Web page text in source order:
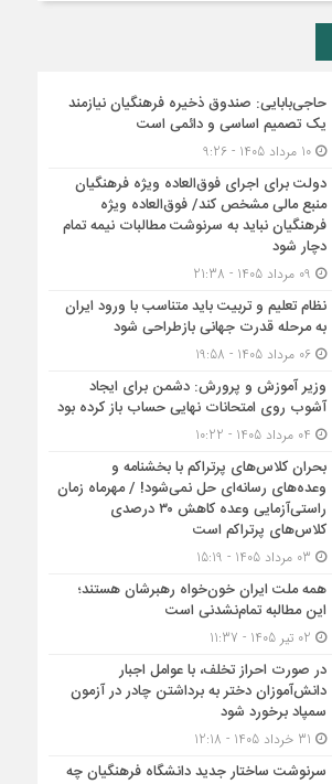
حاجی‌بابایی: صندوق ذخیره فرهنگیان نیازمند
یک تصمیم اساسی و دائمی است
10 مرداد 1405 - 9:26
دولت برای اجرای فوق‌العاده ویژه فرهنگیان
منبع مالی مشخص کند/ فوق‌العاده ویژه
فرهنگیان نباید به سرنوشت مطالبات نیمه‌ تمام
دچار شود
نظام تعلیم و تربیت باید متناسب با ورود ایران
به مرحله قدرت جهانی بازطراحی شود
06 مرداد 1405 - 19:58
وزیر آموزش و پرورش: دشمن برای ایجاد
آشوب روی امتحانات نهایی حساب باز کرده بود
بحران کلاس‌های پرتراکم با بخشنامه و
وعده‌های رسانه‌ای حل نمی‌شود! / مهرماه زمان
راستی‌آزمایی وعده کاهش ۳۰ درصدی
کلاس‌های پرتراکم است
همه ملت ایران خون‌خواه رهبرشان هستند؛
این مطالبه تمام‌نشدنی است
در صورت احراز تخلف، با عوامل اجبار
دانش‌آموزان دختر به برداشتن چادر در آزمون
سمپاد برخورد شود
سرنوشت ساختار جدید دانشگاه فرهنگیان چه